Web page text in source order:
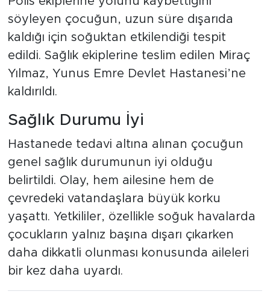
söyleyen çocuğun, uzun süre dışarıda
kaldığı için soğuktan etkilendiği tespit
edildi. Sağlık ekiplerine teslim edilen Miraç
Yılmaz, Yunus Emre Devlet Hastanesi’ne
kaldırıldı.
Sağlık Durumu İyi
Hastanede tedavi altına alınan çocuğun
genel sağlık durumunun iyi olduğu
belirtildi. Olay, hem ailesine hem de
çevredeki vatandaşlara büyük korku
yaşattı. Yetkililer, özellikle soğuk havalarda
çocukların yalnız başına dışarı çıkarken
daha dikkatli olunması konusunda aileleri
bir kez daha uyardı.